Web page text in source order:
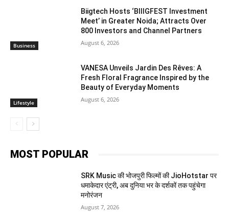
Business
Biigtech Hosts ‘BIIIGFEST Investment
Meet’ in Greater Noida; Attracts Over
800 Investors and Channel Partners
August 6, 2026
Lifestyle
VANESA Unveils Jardin Des Rêves: A
Fresh Floral Fragrance Inspired by the
Beauty of Everyday Moments
August 6, 2026
MOST POPULAR
SRK Music की भोजपुरी फिल्मों की JioHotstar पर
धमाकेदार एंट्री, अब दुनिया भर के दर्शकों तक पहुंचेगा
मनोरंजन
August 7, 2026